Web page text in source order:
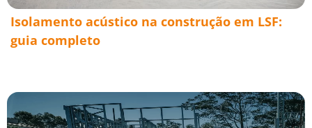
Isolamento acústico na construção em LSF:
guia completo